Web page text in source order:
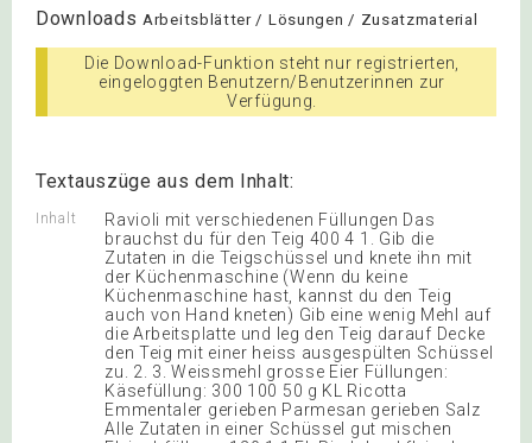
Downloads Arbeitsblätter / Lösungen / Zusatzmaterial
Die Download-Funktion steht nur registrierten,
eingeloggten Benutzern/Benutzerinnen zur
Verfügung.
Textauszüge aus dem Inhalt:
Inhalt
Ravioli mit verschiedenen Füllungen Das
brauchst du für den Teig 400 4 1. Gib die
Zutaten in die Teigschüssel und knete ihn mit
der Küchenmaschine (Wenn du keine
Küchenmaschine hast, kannst du den Teig
auch von Hand kneten) Gib eine wenig Mehl auf
die Arbeitsplatte und leg den Teig darauf Decke
den Teig mit einer heiss ausgespülten Schüssel
zu. 2. 3. Weissmehl grosse Eier Füllungen:
Käsefüllung: 300 100 50 g KL Ricotta
Emmentaler gerieben Parmesan gerieben Salz
Alle Zutaten in einer Schüssel gut mischen